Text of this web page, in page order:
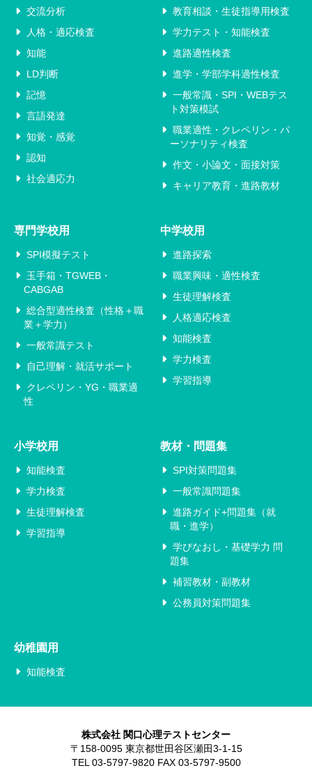
交流分析
人格・適応検査
知能
LD判断
記憶
言語発達
知覚・感覚
認知
社会適応力
教育相談・生徒指導用検査
学力テスト・知能検査
進路適性検査
進学・学部学科適性検査
一般常識・SPI・WEBテス
ト対策模試
職業適性・クレペリン・パ
ーソナリティ検査
作文・小論文・面接対策
キャリア教育・進路教材
専門学校用
SPI模擬テスト
玉手箱・TGWEB・
CABGAB
総合型適性検査（性格＋職
業＋学力）
一般常識テスト
自己理解・就活サポート
クレペリン・YG・職業適
性
中学校用
進路探索
職業興味・適性検査
生徒理解検査
人格適応検査
知能検査
学力検査
学習指導
小学校用
知能検査
学力検査
生徒理解検査
学習指導
教材・問題集
SPI対策問題集
一般常識問題集
進路ガイド+問題集（就
職・進学）
学びなおし・基礎学力 問
題集
補習教材・副教材
公務員対策問題集
幼稚園用
知能検査
株式会社 関口心理テストセンター
〒158-0095 東京都世田谷区瀬田3-1-15
TEL 03-5797-9820 FAX 03-5797-9500